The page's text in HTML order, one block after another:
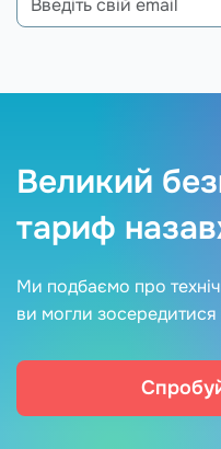
Великий
тариф
Ми подбаємо про
ви могли зосередитися